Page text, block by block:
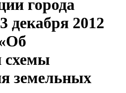
города
декабря 2012
схемы
земельных